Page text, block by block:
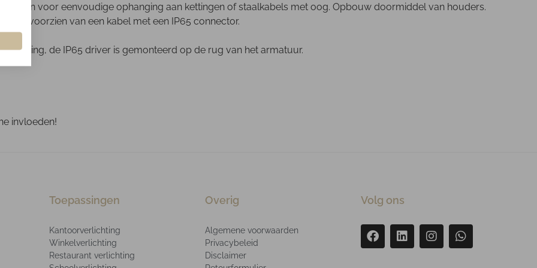
haken voor eenvoudige ophanging aan kettingen of staalkabels met oog. Opbouw doormiddel van houders.
voorzien van een kabel met een IP65 connector.
de IP65 driver is gemonteerd op de rug van het armatuur.
invloeden!
Toepassingen
Kantoorverlichting
Winkelverlichting
Restaurant verlichting
Overig
Algemene voorwaarden
Privacybeleid
Disclaimer
Volg ons